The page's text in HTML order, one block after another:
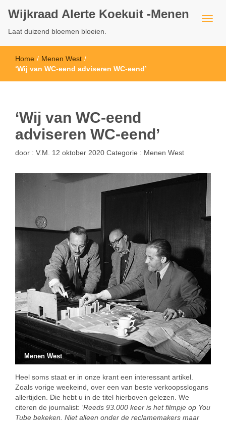
Wijkraad Alerte Koekuit -Menen
Laat duizend bloemen bloeien.
Home / Menen West /
‘Wij van WC-eend adviseren WC-eend’
‘Wij van WC-eend
adviseren WC-eend’
door : V.M. 12 oktober 2020 Categorie : Menen West
Menen West
Heel soms staat er in onze krant een interessant artikel.
Zoals vorige weekeind, over een van beste verkoopsslogans
allertijden. Die hebt u in de titel hierboven gelezen. We
citeren de journalist: ‘Reeds 93.000 keer is het filmpje op You
Tube bekeken. Niet alleen onder de reclamemakers maar